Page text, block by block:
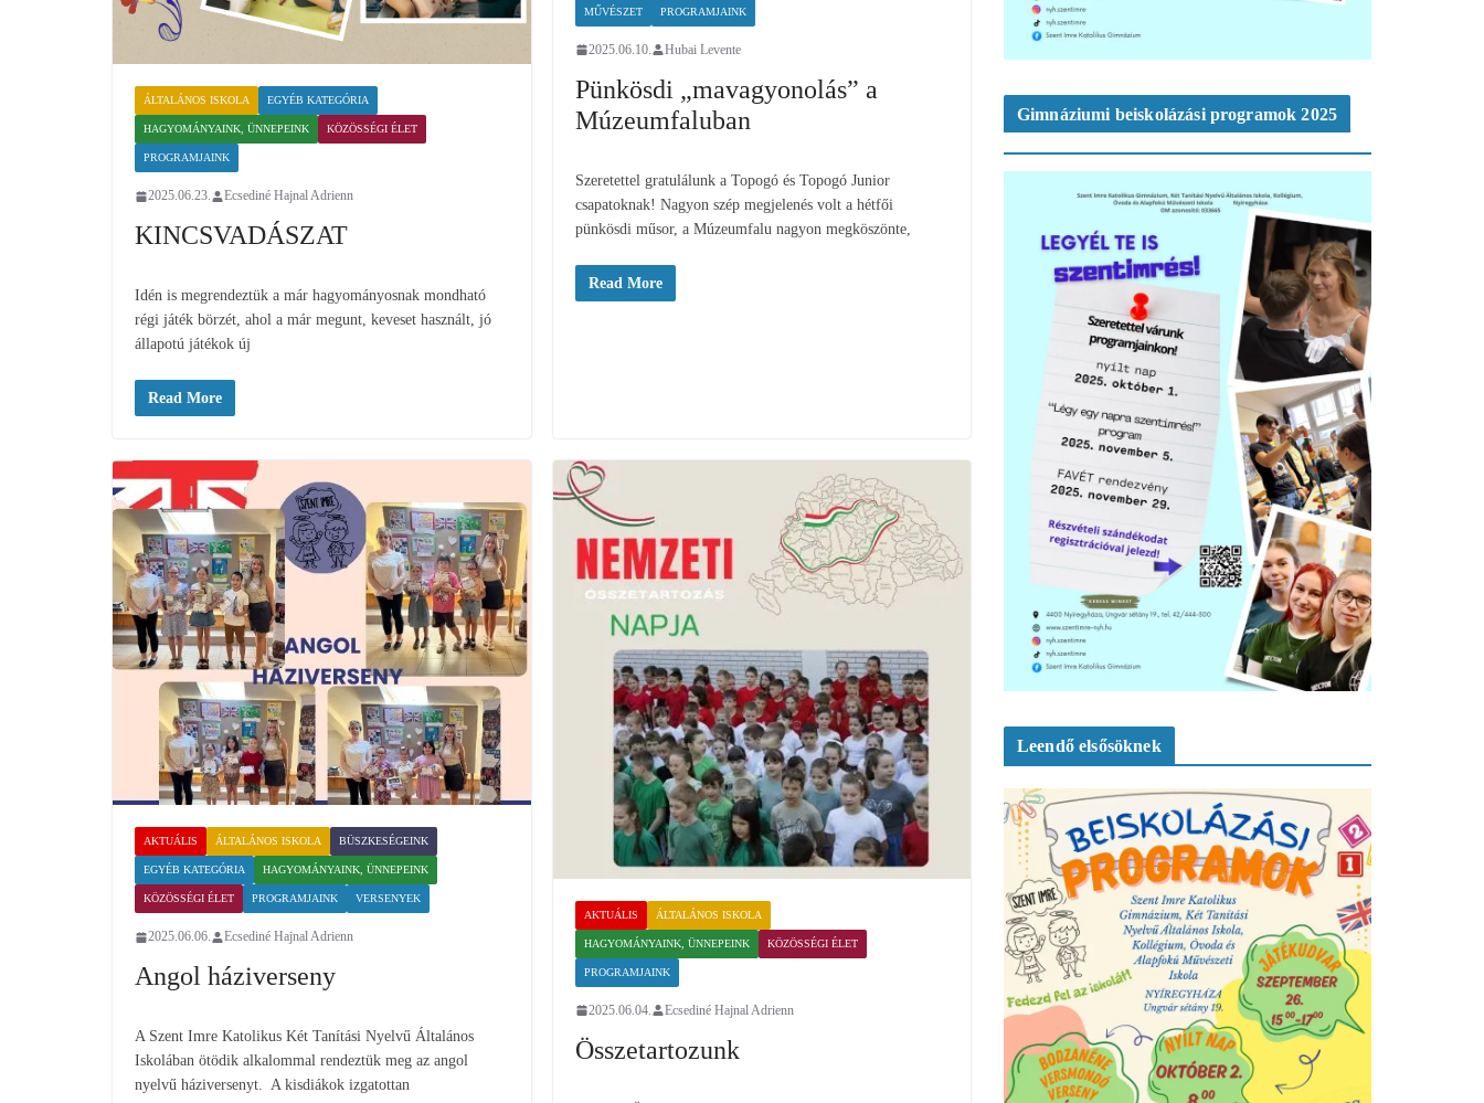
ÁLTALÁNOS ISKOLA EGYÉB KATEGÓRIA
HAGYOMÁNYAINK, ÜNNEPEINK KÖZÖSSÉGI ÉLET
PROGRAMJAINK
2025.06.23. Ecsediné Hajnal Adrienn
KINCSVADÁSZAT
Idén is megrendeztük a már hagyományosnak mondható
régi játék börzét, ahol a már megunt, keveset használt, jó
állapotú játékok új
Read More
MŰVÉSZET PROGRAMJAINK
2025.06.10. Hubai Levente
Pünkösdi „mavagyonolás” a
Múzeumfaluban
Szeretettel gratulálunk a Topogó és Topogó Junior
csapatoknak! Nagyon szép megjelenés volt a hétfői
pünkösdi műsor, a Múzeumfalu nagyon megköszönte,
Read More
AKTUÁLIS ÁLTALÁNOS ISKOLA BÜSZKESÉGEINK
EGYÉB KATEGÓRIA HAGYOMÁNYAINK, ÜNNEPEINK
KÖZÖSSÉGI ÉLET PROGRAMJAINK VERSENYEK
2025.06.06. Ecsediné Hajnal Adrienn
Angol háziverseny
A Szent Imre Katolikus Két Tanítási Nyelvű Általános
Iskolában ötödik alkalommal rendeztük meg az angol
nyelvű háziversenyt. A kisdiákok izgatottan
AKTUÁLIS ÁLTALÁNOS ISKOLA
HAGYOMÁNYAINK, ÜNNEPEINK KÖZÖSSÉGI ÉLET
PROGRAMJAINK
2025.06.04. Ecsediné Hajnal Adrienn
Összetartozunk
Gimnáziumi beiskolázási programok 2025
Leendő elsősöknek